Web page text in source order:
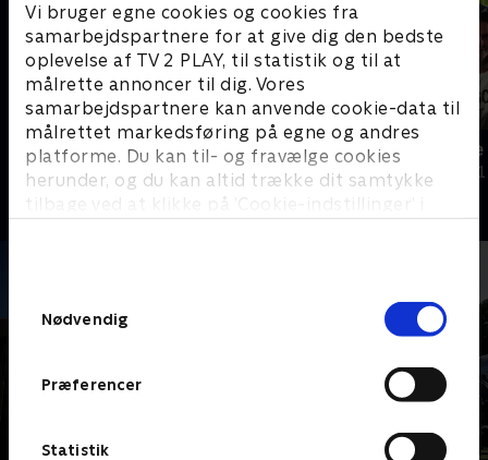
Vi bruger egne cookies og cookies fra
samarbejdspartnere for at give dig den bedste
oplevelse af TV 2 PLAY, til statistik og til at
målrette annoncer til dig. Vores
samarbejdspartnere kan anvende cookie-data til
målrettet markedsføring på egne og andres
platforme. Du kan til- og fravælge cookies
herunder, og du kan altid trække dit samtykke
tilbage ved at klikke på ’Cookie-indstillinger’ i
Nødvendig
Præferencer
Statistik
Megafamilie - mor, far og 16 børn
Dokumentar • 1 sæsoner
Må jeg være
Dokumentar •